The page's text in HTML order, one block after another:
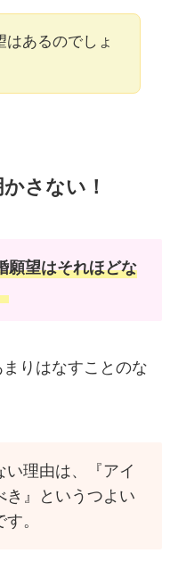
はあるのでしょ
さない！
願望はそれほどな
りはなすことのな
理由は、『アイ
き』というつよい
。